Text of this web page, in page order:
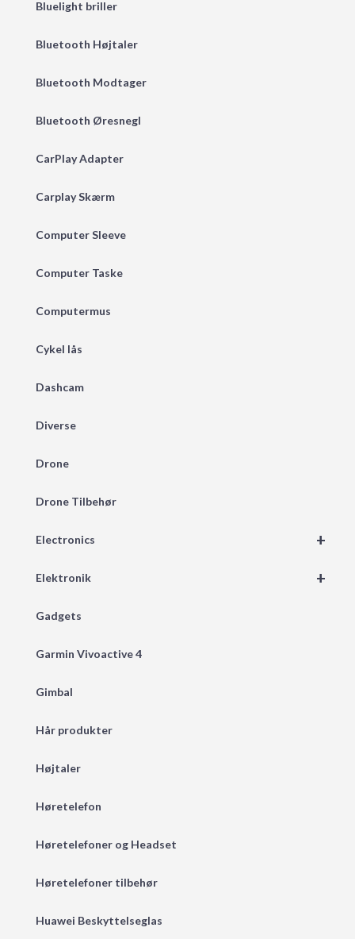
Bluelight briller
Bluetooth Højtaler
Bluetooth Modtager
Bluetooth Øresnegl
CarPlay Adapter
Carplay Skærm
Computer Sleeve
Computer Taske
Computermus
Cykel lås
Dashcam
Diverse
Drone
Drone Tilbehør
+
Electronics
+
Elektronik
Gadgets
Garmin Vivoactive 4
Gimbal
Hår produkter
Højtaler
Høretelefon
Høretelefoner og Headset
Høretelefoner tilbehør
Huawei Beskyttelseglas